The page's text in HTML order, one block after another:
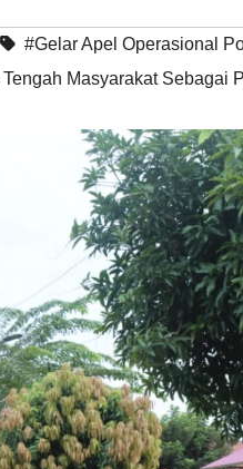
#Gelar Apel Operasional
Masyarakat Sebagai